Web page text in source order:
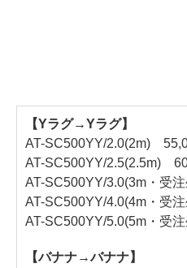
【Yラグ→Yラグ】
AT-SC500YY/2.0(2m)
AT-SC500YY/2.5(2.5m)
AT-SC500YY/3.0(3m・受
AT-SC500YY/4.0(4m・受
AT-SC500YY/5.0(5m・受
【バナナ→バナナ】